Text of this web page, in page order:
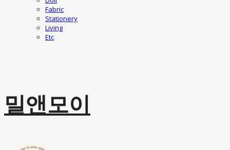
Fabric
Stationery
Living
Etc
밀앤모이